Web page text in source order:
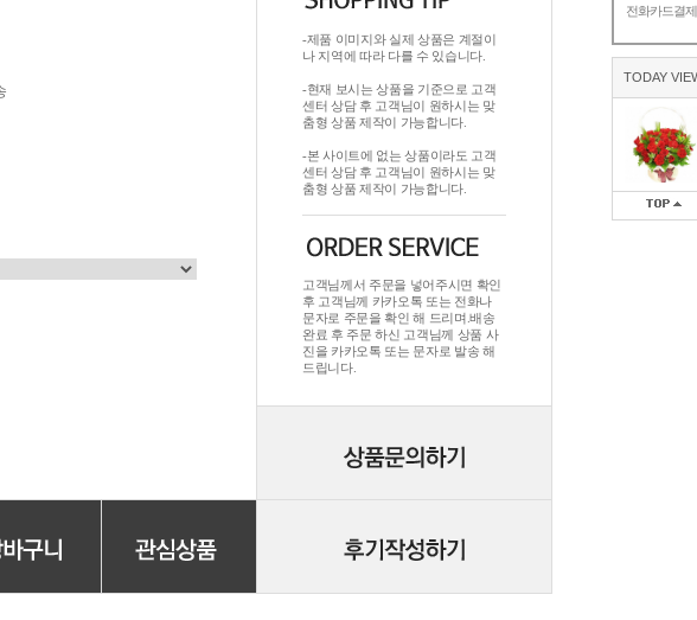
전화카드결제
TODAY
-제품 이미지와 실제 상품은 계절이
나 지역에 따라 다를 수 있습니다.
-현재 보시는 상품을 기준으로 고객
센터 상담 후 고객님이 원하시는 맞
춤형 상품 제작이 가능합니다.
-본 사이트에 없는 상품이라도 고객
센터 상담 후 고객님이 원하시는 맞
춤형 상품 제작이 가능합니다.
고객님께서 주문을 넣어주시면 확인
후 고객님께 카카오톡 또는 전화나
문자로 주문을 확인 해 드리며.배송
완료 후 주문 하신 고객님께 상품 사
진을 카카오톡 또는 문자로 발송 해
드립니다.